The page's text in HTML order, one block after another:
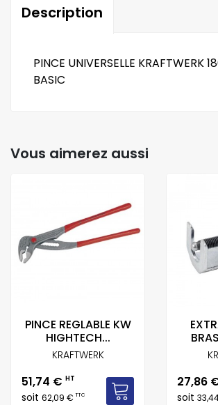
Description
PINCE UNIVERSELLE KRAFTWERK
BASIC
Vous aimerez aussi
PINCE REGLABLE KW
HIGHTECH...
KRAFTWERK
Prix
51,74 € HT
soit 62,09 €TTC
Prix
27,86
soit